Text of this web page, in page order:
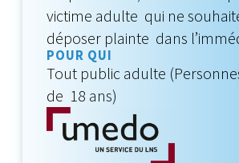
victime adulte qui ne
déposer plainte dans
POUR QUI
Tout public adulte
de 18 ans)